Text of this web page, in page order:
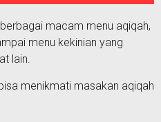
macam menu aqiqah,
menu kekinian yang
lain.
menikmati masakan aqiqah